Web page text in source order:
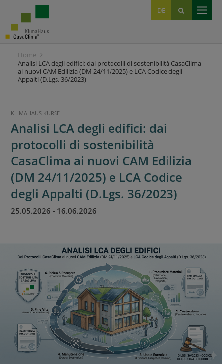
DE
IT
EN
Home
Analisi LCA degli edifici: dai protocolli di sostenibilità CasaClima
ai nuovi CAM Edilizia (DM 24/11/2025) e LCA Codice degli
Appalti (D.Lgs. 36/2023)
KLIMAHAUS KURSE
Analisi LCA degli edifici: dai
protocolli di sostenibilità
CasaClima ai nuovi CAM Edilizia
(DM 24/11/2025) e LCA Codice
degli Appalti (D.Lgs. 36/2023)
25.05.2026- 16.06.2026